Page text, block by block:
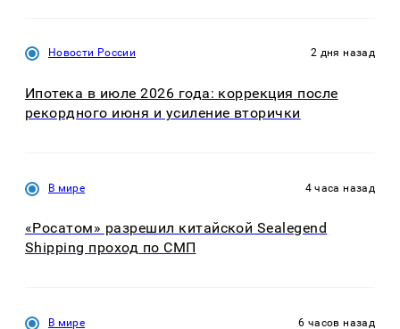
Новости России 2 дня назад
Ипотека в июле 2026 года: коррекция после
рекордного июня и усиление вторички
В мире 4 часа назад
«Росатом» разрешил китайской Sealegend
Shipping проход по СМП
В мире 6 часов назад